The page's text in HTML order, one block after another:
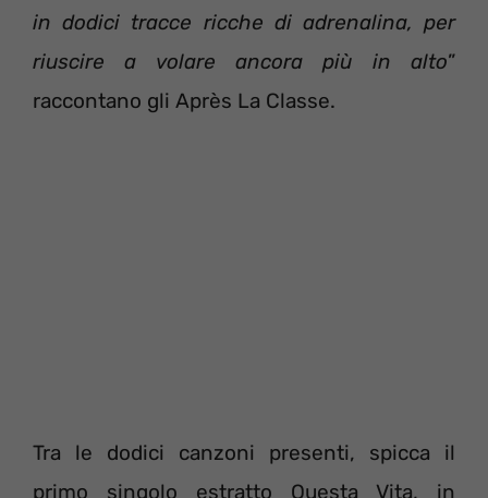
in dodici tracce ricche di adrenalina, per
riuscire a volare ancora più in alto”
raccontano gli Après La Classe.
Tra le dodici canzoni presenti, spicca il
primo singolo estratto Questa Vita, in